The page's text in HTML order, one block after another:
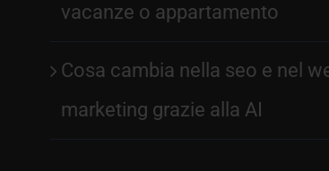
vacanze o appartamento
Cosa cambia nella seo e nel
marketing grazie alla AI